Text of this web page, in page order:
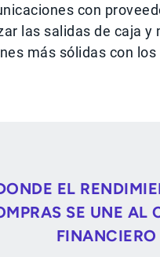
con
las salidas de caja y
más sólidas con
EL
SE UNE AL
FINANCIERO